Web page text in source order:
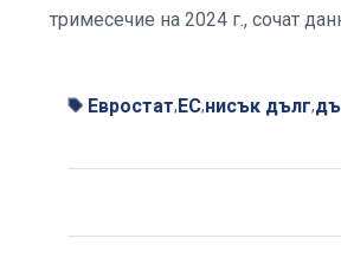
тримесечие на 2024 г., сочат
Евростат,ЕС,нисък дълг,